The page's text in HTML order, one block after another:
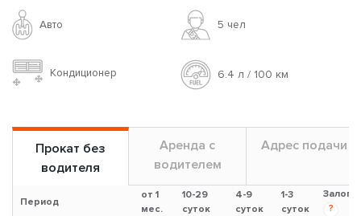
Авто 5 чел
Кондиционер 6.4 л / 100 км
Прокат без
водителя
Аренда с
водителем
Адрес подачи
Период
от 1
мес.
10-29
суток
4-9
суток
1-3
суток
Залог
?